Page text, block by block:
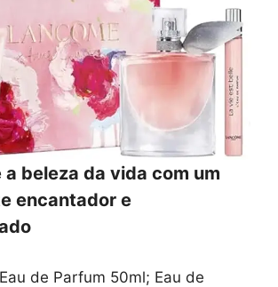
a beleza da vida com um
encantador e
de Parfum 50ml; Eau de